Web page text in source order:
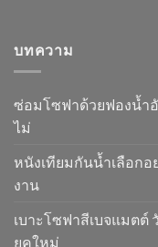
บทความ
ซ่อมโซฟาด้วยฟองน้ำ
ไม่
หนังเทียมกันน้ำเลือก
งาน
เบาะโซฟาสีเบจแมต
ยุคใหม่